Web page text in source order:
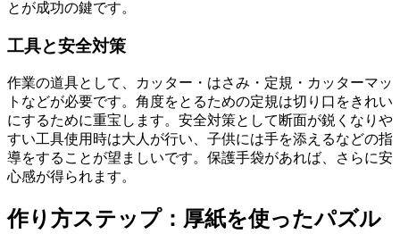
とが成功の鍵です。
工具と安全対策
作業の道具として、カッター・はさみ・定規・カッターマッ
トなどが必要です。角度をとるための定規は切り口をきれい
にするために重宝します。安全対策として断面が鋭くなりや
すい工具使用時は大人が行い、子供には手を添えるなどの指
導をすることが望ましいです。保護手袋があれば、さらに安
心感が得られます。
作り方ステップ：厚紙を使ったパズル